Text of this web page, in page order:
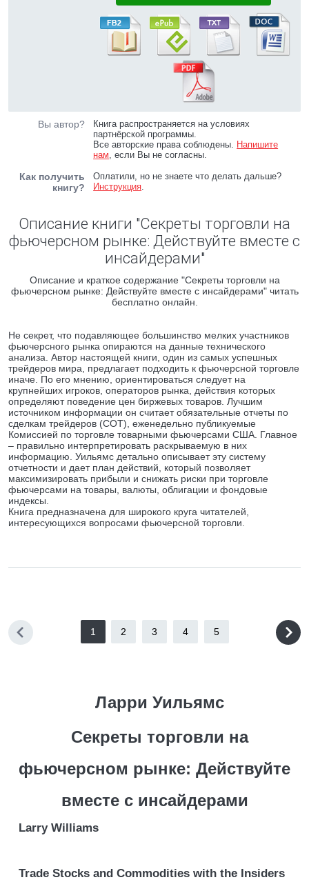
Вы автор?
Книга распространяется на условиях
партнёрской программы.
Все авторские права соблюдены. Напишите
нам, если Вы не согласны.
Как получить
книгу?
Оплатили, но не знаете что делать дальше?
Инструкция.
Описание книги "Секреты торговли на
фьючерсном рынке: Действуйте вместе с
инсайдерами"
Описание и краткое содержание "Секреты торговли на
фьючерсном рынке: Действуйте вместе с инсайдерами" читать
бесплатно онлайн.
Не секрет, что подавляющее большинство мелких участников
фьючерсного рынка опираются на данные технического
анализа. Автор настоящей книги, один из самых успешных
трейдеров мира, предлагает подходить к фьючерсной торговле
иначе. По его мнению, ориентироваться следует на
крупнейших игроков, операторов рынка, действия которых
определяют поведение цен биржевых товаров. Лучшим
источником информации он считает обязательные отчеты по
сделкам трейдеров (COT), еженедельно публикуемые
Комиссией по торговле товарными фьючерсами США. Главное
– правильно интерпретировать раскрываемую в них
информацию. Уильямс детально описывает эту систему
отчетности и дает план действий, который позволяет
максимизировать прибыли и снижать риски при торговле
фьючерсами на товары, валюты, облигации и фондовые
индексы.
Книга предназначена для широкого круга читателей,
интересующихся вопросами фьючерсной торговли.
1 2 3 4 5
Ларри Уильямс
Секреты торговли на
фьючерсном рынке: Действуйте
вместе с инсайдерами
Larry Williams
Trade Stocks and Commodities with the Insiders